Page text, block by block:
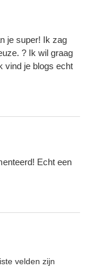
je super! Ik zag
? Ik wil graag
vind je blogs echt
Echt een
velden zijn